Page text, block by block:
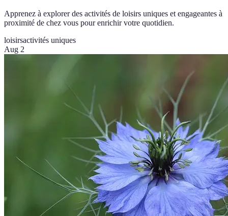
Apprenez à explorer des activités de loisirs uniques et engageantes à
proximité de chez vous pour enrichir votre quotidien.
loisirsactivités uniques
Aug 2